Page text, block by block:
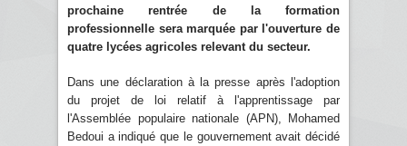
prochaine rentrée de la formation
professionnelle sera marquée par l'ouverture de
quatre lycées agricoles relevant du secteur.
Dans une déclaration à la presse après l'adoption
du projet de loi relatif à l'apprentissage par
l'Assemblée populaire nationale (APN), Mohamed
Bedoui a indiqué que le gouvernement avait décidé